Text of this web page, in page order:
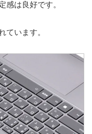
感は良好です。
ています。